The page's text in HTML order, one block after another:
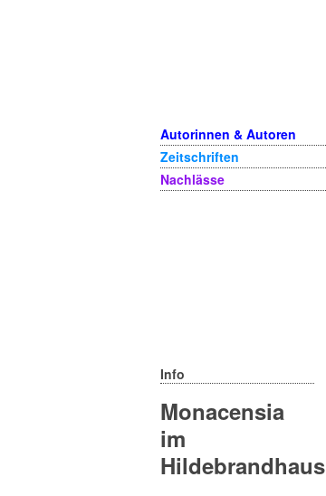
Autorinnen & Autoren
Zeitschriften
Nachlässe
Info
Monacensia
im
Hildebrandhaus